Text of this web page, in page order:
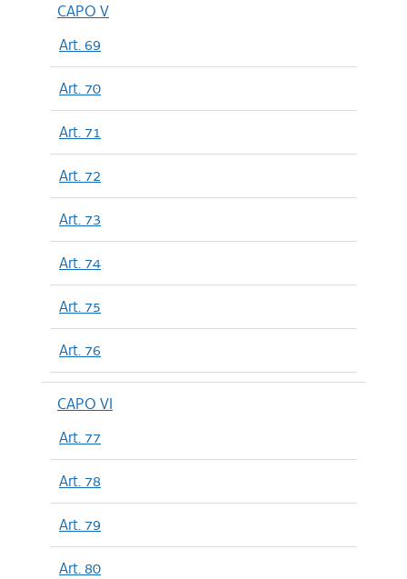
CAPO V
Art. 69
Art. 70
Art. 71
Art. 72
Art. 73
Art. 74
Art. 75
Art. 76
CAPO VI
Art. 77
Art. 78
Art. 79
Art. 80